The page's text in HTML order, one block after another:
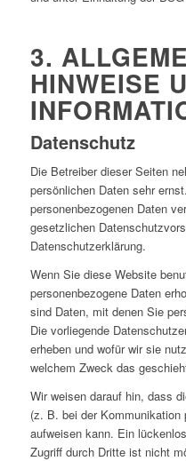
3.
HINWEISE
Datenschutz
Die Betreiber dieser Seiten
persönlichen Daten sehr
personenbezogenen Daten
gesetzlichen
Datenschutzerklärung.
Wenn Sie diese Website
personenbezogene Daten
sind Daten, mit denen Sie
Die vorliegende
erheben und wofür wir sie
welchem Zweck das
Wir weisen darauf hin, dass
(z. B. bei der
aufweisen kann. Ein
Zugriff durch Dritte ist nicht